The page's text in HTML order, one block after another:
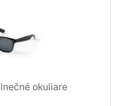
okuliare